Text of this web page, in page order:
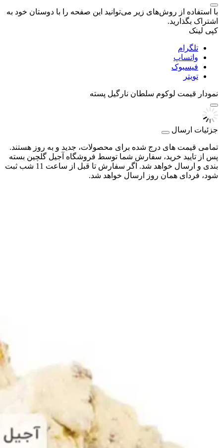
با استفاده از روش‌های زیر می‌توانید این صفحه را با دوستان خود به
اشتراک بگذارید.
کپی لینک
تلگرام
واتساپ
فیسبوک
تویتر
نمودار قیمت لوکوم سلطان نارگیل پسته
جزئیات ارسال
تمامی قیمت های درج شده برای محصولات، جدید و به روز هستند.
پس از تایید خرید، سفارش شما توسط فروشگاه آجیل گلچین بسته
بندی و ارسال خواهد شد. اگر سفارش تا قبل از ساعت 11 شب ثبت
شود، فردای همان روز ارسال خواهد شد.